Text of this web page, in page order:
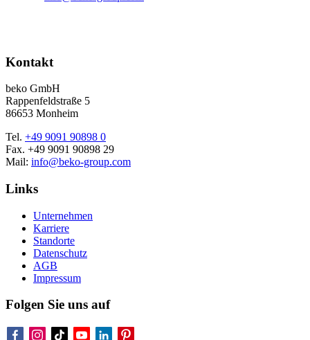
Kontakt
beko GmbH
Rappenfeldstraße 5
86653 Monheim
Tel. +49 9091 90898 0
Fax. +49 9091 90898 29
Mail: info@beko-group.com
Links
Unternehmen
Karriere
Standorte
Datenschutz
AGB
Impressum
Folgen Sie uns auf